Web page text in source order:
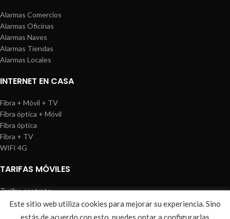
Alarmas Comercios
Alarmas Oficinas
Alarmas Naves
Alarmas Tiendas
Alarmas Locales
INTERNET EN CASA
Fibra + Móvil + TV
Fibra óptica + Móvil
Fibra óptica
Fibra + TV
WIFI 4G
TARIFAS MÓVILES
Tarifas contrato
Tarifas prepago
WIREDOSAFE Aviso Legal Política de Cookies |Sitemap
Este sitio web utiliza cookies para mejorar su experiencia. Sino
estás de acuerdo con esto, puedes optar a configurarlas